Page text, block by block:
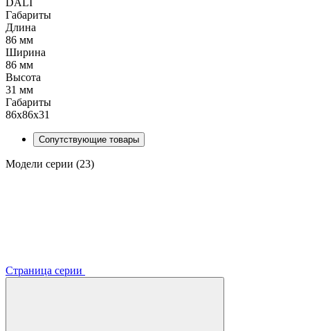
Габариты
Длина
86 мм
Ширина
86 мм
Высота
31 мм
Габариты
86x86x31
Сопутствующие товары
Модели серии (23)
Страница серии